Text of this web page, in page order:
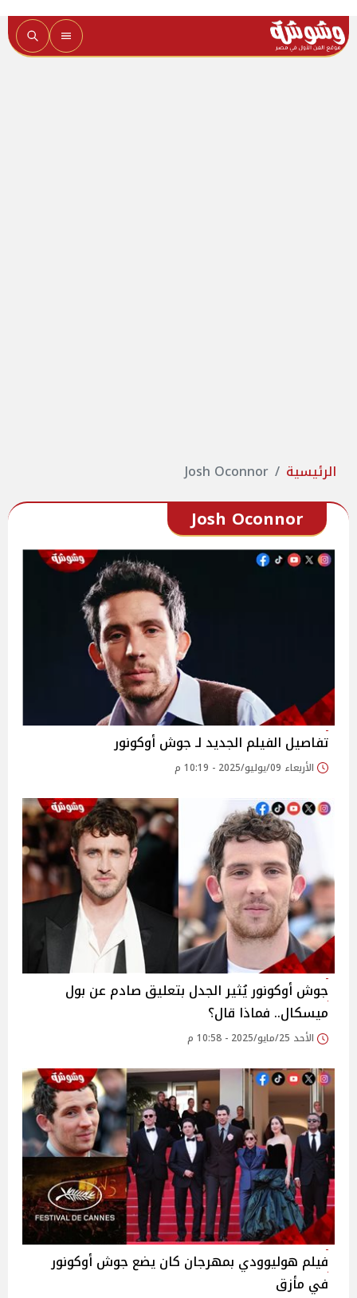
الرئيسية Josh Oconnor
Josh Oconnor
تفاصيل الفيلم الجديد لـ جوش أوكونور
الأربعاء 09/يوليو/2025 - 10:19 م
جوش أوكونور يُثير الجدل بتعليق صادم عن بول
ميسكال.. فماذا قال؟
الأحد 25/مايو/2025 - 10:58 م
فيلم هوليوودي بمهرجان كان يضع جوش أوكونور
في مأزق